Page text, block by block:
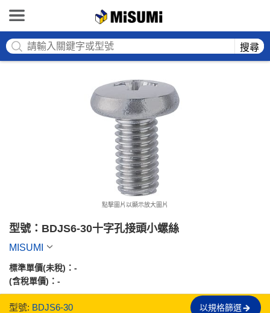
搜尋
點擊圖片以顯示放大圖片
型號：BDJS6-30十字孔接頭小螺絲
MISUMI
標準單價(未稅)： -
(含稅單價)： -
型號: BDJS6-30 以規格篩選